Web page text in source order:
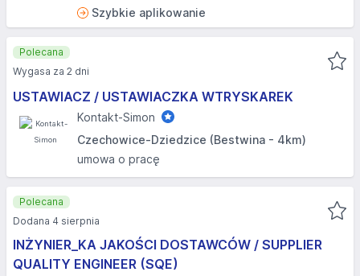
Szybkie aplikowanie
USTAWIACZ / USTAWIACZKA WTRYSKAREK
Kontakt-Simon
Czechowice-Dziedzice (Bestwina - 4km)
umowa o pracę
Polecana
Wygasa za 2 dni
INŻYNIER_KA JAKOŚCI DOSTAWCÓW / SUPPLIER
QUALITY ENGINEER (SQE)
Polecana
Dodana 4 sierpnia